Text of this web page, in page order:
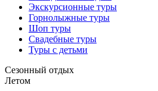
Экскурсионные туры
Горнолыжные туры
Шоп туры
Свадебные туры
Туры с детьми
Сезонный отдых
Летом